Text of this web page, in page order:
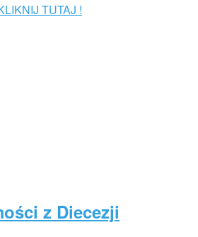
TUTAJ !
z Diecezji